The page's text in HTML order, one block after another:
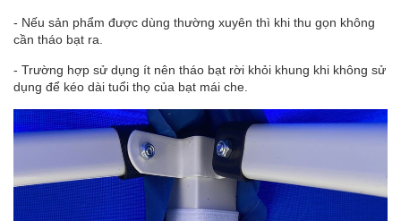
- Nếu sản phẩm được dùng thường xuyên thì khi thu gọn không
cần tháo bạt ra.
- Trường hợp sử dụng ít nên tháo bạt rời khỏi khung khi không sử
dụng để kéo dài tuổi thọ của bạt mái che.